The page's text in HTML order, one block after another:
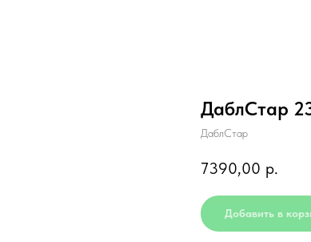
ДаблСтар
ДаблСтар
7390,00 р.
Добавить в